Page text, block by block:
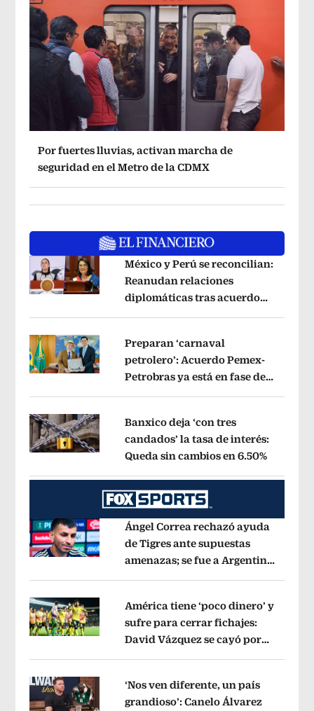
Por fuertes lluvias, activan marcha de
seguridad en el Metro de la CDMX
Opens in new window
México y Perú se reconcilian:
Reanudan relaciones
diplomáticas tras acuerdo
Opens in new window
Preparan ‘carnaval
petrolero’: Acuerdo Pemex-
Petrobras ya está en fase de
Opens in new window
Banxico deja ‘con tres
candados’ la tasa de interés:
Queda sin cambios en 6.50%Opens
Opens in new window
Ángel Correa rechazó ayuda
de Tigres ante supuestas
amenazas; se fue a Argentina
Opens in new window
América tiene ‘poco dinero’ y
sufre para cerrar fichajes:
David Vázquez se cayó por
‘Nos ven diferente, un país
grandioso’: Canelo Álvarez